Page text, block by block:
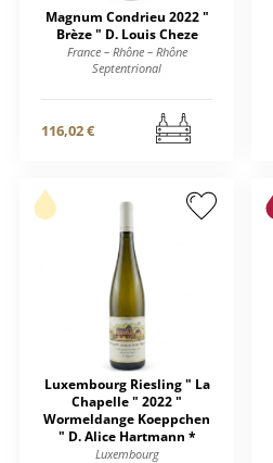
Magnum Condrieu 2022 "
Brèze " D. Louis Cheze
France – Rhône – Rhône
Septentrional
116,02 €
Luxembourg Riesling " La
Chapelle " 2022 "
Wormeldange Koeppchen
" D. Alice Hartmann *
Luxembourg